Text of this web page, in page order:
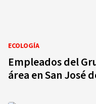
ECOLOGÍA
Empleados del
área en San José